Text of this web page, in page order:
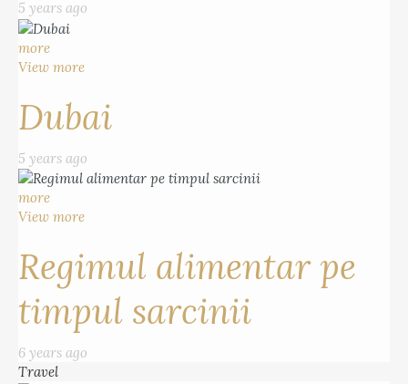
5 years ago
more
View more
Dubai
5 years ago
more
View more
Regimul alimentar pe
timpul sarcinii
6 years ago
Travel